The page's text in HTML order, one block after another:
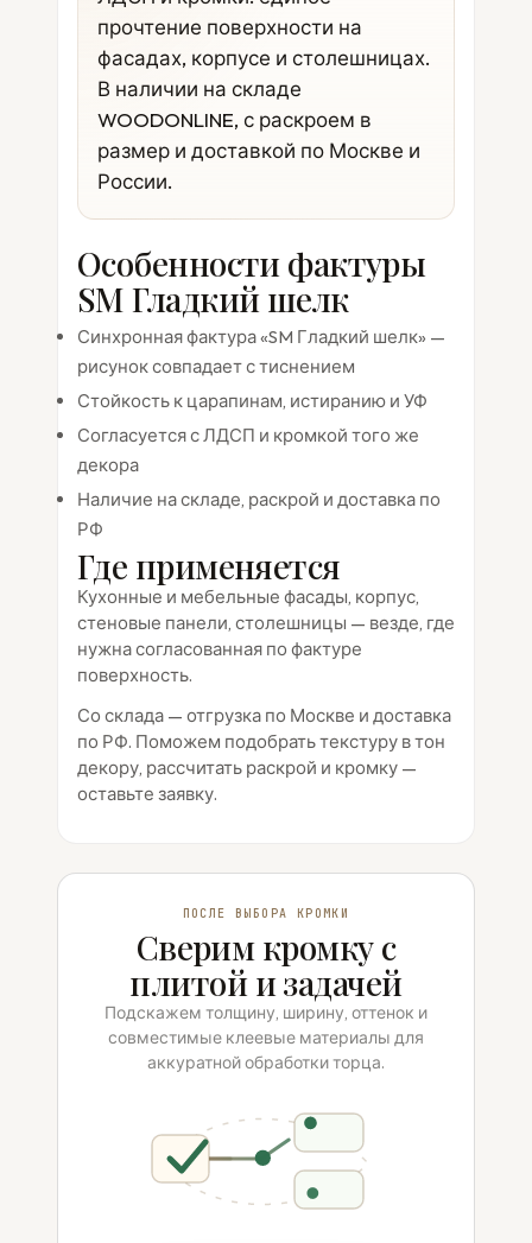
прочтение поверхности на
фасадах, корпусе и столешницах.
В наличии на складе
WOODONLINE, с раскроем в
размер и доставкой по Москве и
России.
Особенности фактуры
SM Гладкий шелк
Синхронная фактура «SM Гладкий шелк» —
рисунок совпадает с тиснением
Стойкость к царапинам, истиранию и УФ
Согласуется с ЛДСП и кромкой того же
декора
Наличие на складе, раскрой и доставка по
РФ
Где применяется
Кухонные и мебельные фасады, корпус,
стеновые панели, столешницы — везде, где
нужна согласованная по фактуре
поверхность.
Со склада — отгрузка по Москве и доставка
по РФ. Поможем подобрать текстуру в тон
декору, рассчитать раскрой и кромку —
оставьте заявку.
ПОСЛЕ ВЫБОРА КРОМКИ
Сверим кромку с
плитой и задачей
Подскажем толщину, ширину, оттенок и
совместимые клеевые материалы для
аккуратной обработки торца.